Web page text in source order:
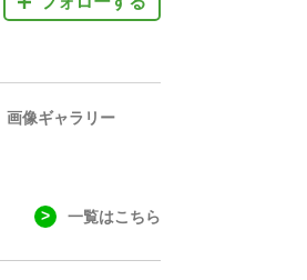
画像ギャラリー
一覧はこちら